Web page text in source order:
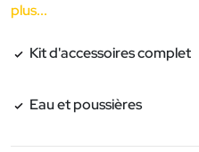
plus...
Kit d'accessoires complet
Eau et poussières